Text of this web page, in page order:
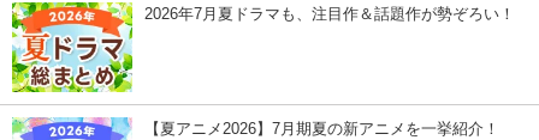
2026年7月夏ドラマも、注目作＆話題作が勢ぞろい！
【夏アニメ2026】7月期夏の新アニメを一挙紹介！